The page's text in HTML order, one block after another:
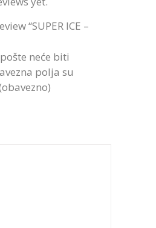
“SUPER ICE –
neće biti
polja su